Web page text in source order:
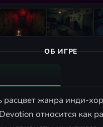
ОБ ИГРЕ
жанра инди-
относится как